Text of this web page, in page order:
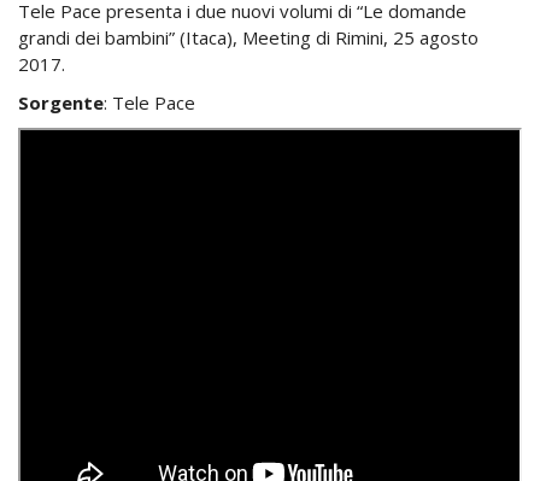
Tele Pace presenta i due nuovi volumi di “Le domande
grandi dei bambini” (Itaca), Meeting di Rimini, 25 agosto
2017.
Sorgente: Tele Pace